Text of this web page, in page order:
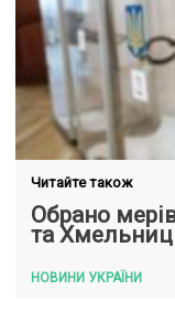
Читайте також
Обрано
та
НОВИНИ УКРАЇНИ